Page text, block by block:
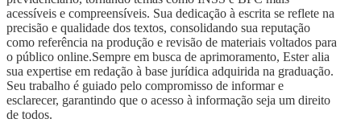
acessíveis e compreensíveis. Sua dedicação à escrita se reflete na
precisão e qualidade dos textos, consolidando sua reputação
como referência na produção e revisão de materiais voltados para
o público online.Sempre em busca de aprimoramento, Ester alia
sua expertise em redação à base jurídica adquirida na graduação.
Seu trabalho é guiado pelo compromisso de informar e
esclarecer, garantindo que o acesso à informação seja um direito
de todos.